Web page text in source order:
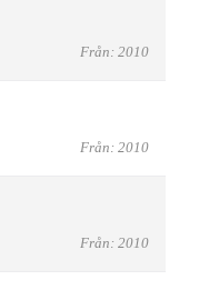
Från: 2010
Från: 2010
Från: 2010